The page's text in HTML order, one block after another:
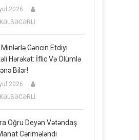
2026
Gəncin Etdiyi
Hərəkət: İflic Və Ölümlə
Bilər!
2026
Oğru Deyən Vətəndaş
Cərimələndi